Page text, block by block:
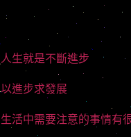
人生就是不斷進步
以進步求發展
生活中需要注意的事情有